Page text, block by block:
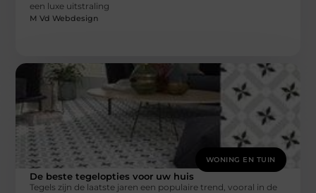
een luxe uitstraling
M Vd Webdesign
WONING EN TUIN
De beste tegelopties voor uw huis
Tegels zijn de laatste jaren een populaire trend, vooral in de